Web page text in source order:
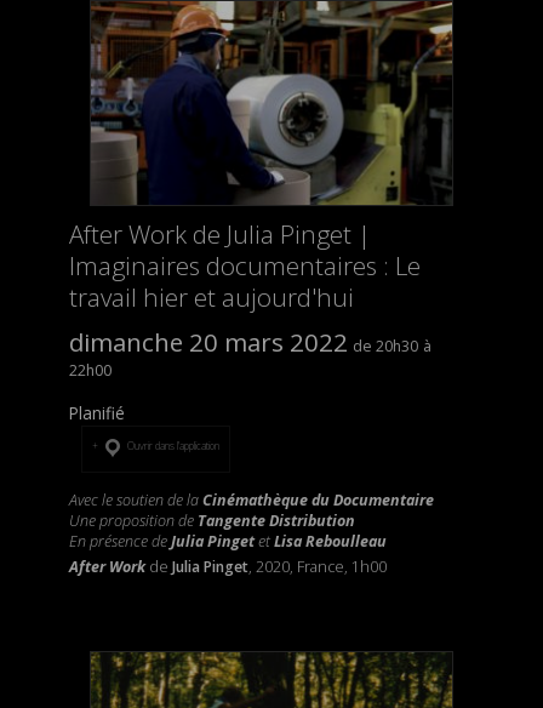
After Work de Julia Pinget |
Imaginaires documentaires : Le
travail hier et aujourd'hui
dimanche 20 mars 2022
20h30
22h00
Planifié
Ouvrir dans l’application
Avec le soutien de laCinémathèque du Documentaire
Une proposition deTangente Distribution
En présence deJulia PingetetLisa Reboulleau
After Work de Julia Pinget, 2020, France, 1h00